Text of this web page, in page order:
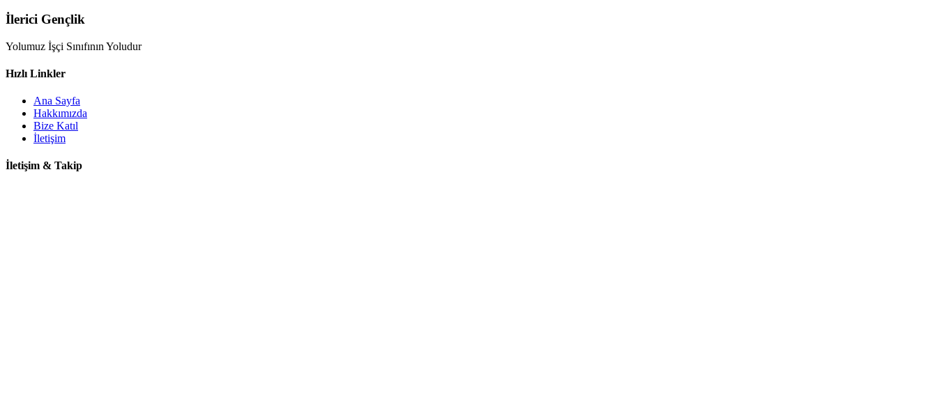
İlerici Gençlik
Yolumuz İşçi Sınıfının Yoludur
Hızlı Linkler
Ana Sayfa
Hakkımızda
Bize Katıl
İletişim
İletişim & Takip